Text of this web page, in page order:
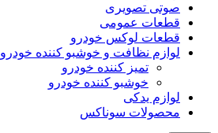
صوتی تصویری
قطعات عمومی
قطعات لوکس خودرو
لوازم نظافت و خوشبو کننده خودرو
تمیز کننده خودرو
خوشبو کننده خودرو
لوازم یدکی
محصولات سوناکس